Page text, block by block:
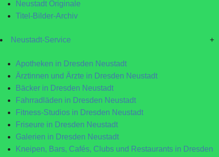
Neustadt Originale
Titel-Bilder-Archiv
Neustadt-Service +
Apotheken in Dresden Neustadt
Ärztinnen und Ärzte in Dresden Neustadt
Bäcker in Dresden Neustadt
Fahrradläden in Dresden Neustadt
Fitness-Studios in Dresden Neustadt
Friseure in Dresden Neustadt
Galerien in Dresden Neustadt
Kneipen, Bars, Cafés, Clubs und Restaurants in Dresden